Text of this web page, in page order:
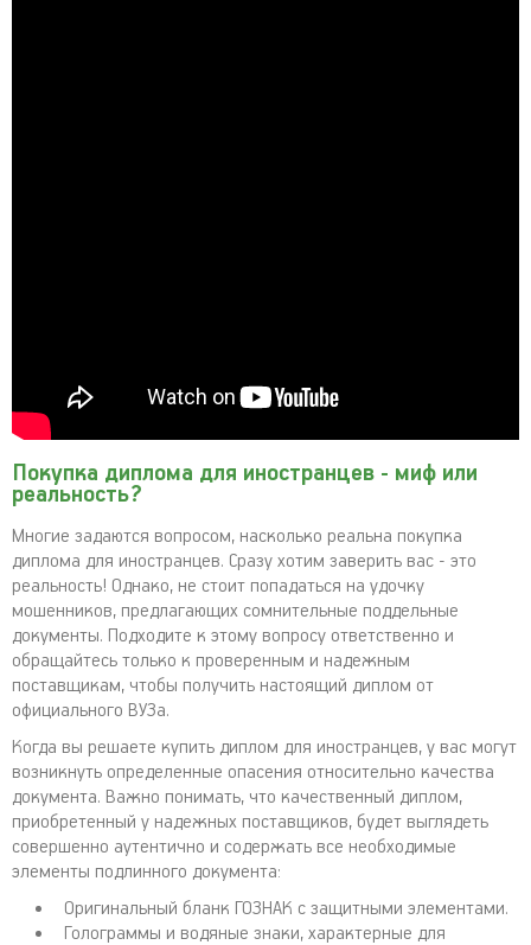
Покупка диплома для иностранцев - миф или
реальность?
Многие задаются вопросом, насколько реальна покупка
диплома для иностранцев. Сразу хотим заверить вас - это
реальность! Однако, не стоит попадаться на удочку
мошенников, предлагающих сомнительные поддельные
документы. Подходите к этому вопросу ответственно и
обращайтесь только к проверенным и надежным
поставщикам, чтобы получить настоящий диплом от
официального ВУЗа.
Когда вы решаете купить диплом для иностранцев, у вас могут
возникнуть определенные опасения относительно качества
документа. Важно понимать, что качественный диплом,
приобретенный у надежных поставщиков, будет выглядеть
совершенно аутентично и содержать все необходимые
элементы подлинного документа:
Оригинальный бланк ГОЗНАК с защитными элементами.
Голограммы и водяные знаки, характерные для